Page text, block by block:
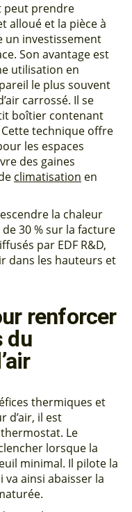
peut prendre
alloué et la pièce à
un investissement
Son avantage est
utilisation en
le plus souvent
carrossé. Il se
boîtier contenant
technique offre
les espaces
des gaines
climatisation en
la chaleur
30 % sur la facture
par EDF R&D,
dans les hauteurs et
renforcer
du
thermiques et
d’air, il est
Le
lorsque la
minimal. Il pilote la
ainsi abaisser la